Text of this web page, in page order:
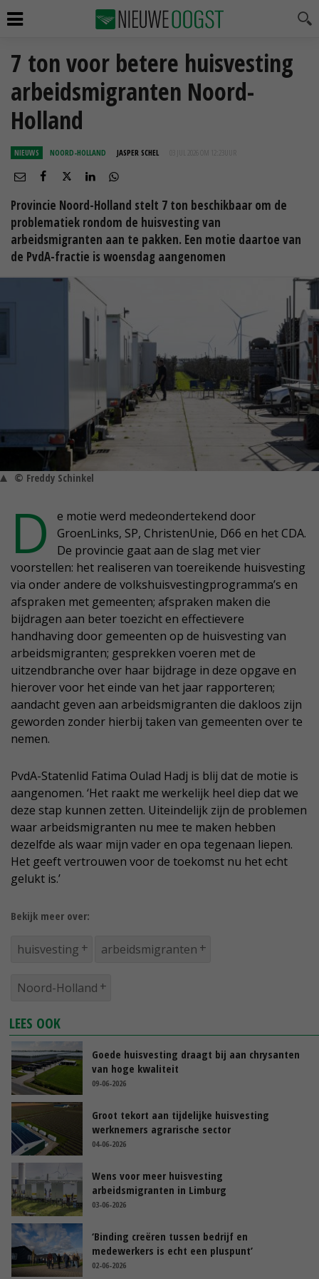
7 ton voor betere huisvesting
arbeidsmigranten Noord-
Holland
NIEUWS NOORD-HOLLAND JASPER SCHEL 03 JUL 2026 OM 12:23
Provincie Noord-Holland stelt 7 ton beschikbaar om de
problematiek rondom de huisvesting van
arbeidsmigranten aan te pakken. Een motie daartoe van
de PvdA-fractie is woensdag aangenomen
© Freddy Schinkel
D
e motie werd medeondertekend door
GroenLinks, SP, ChristenUnie, D66 en het CDA.
De provincie gaat aan de slag met vier
voorstellen: het realiseren van toereikende huisvesting
via onder andere de volkshuisvestingprogramma’s en
afspraken met gemeenten; afspraken maken die
bijdragen aan beter toezicht en effectievere
handhaving door gemeenten op de huisvesting van
arbeidsmigranten; gesprekken voeren met de
uitzendbranche over haar bijdrage in deze opgave en
hierover voor het einde van het jaar rapporteren;
aandacht geven aan arbeidsmigranten die dakloos zijn
geworden zonder hierbij taken van gemeenten over te
nemen.
PvdA-Statenlid Fatima Oulad Hadj is blij dat de motie is
aangenomen. ‘Het raakt me werkelijk heel diep dat we
deze stap kunnen zetten. Uiteindelijk zijn de problemen
waar arbeidsmigranten nu mee te maken hebben
dezelfde als waar mijn vader en opa tegenaan liepen.
Het geeft vertrouwen voor de toekomst nu het echt
gelukt is.’
Bekijk meer over:
huisvesting arbeidsmigranten
Noord-Holland
LEES OOK
Goede huisvesting draagt bij aan chrysanten
van hoge kwaliteit
09-06-2026
Groot tekort aan tijdelijke huisvesting
werknemers agrarische sector
04-06-2026
Wens voor meer huisvesting
arbeidsmigranten in Limburg
03-06-2026
‘Binding creëren tussen bedrijf en
medewerkers is echt een pluspunt’
02-06-2026